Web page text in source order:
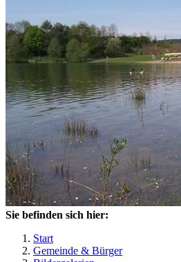
Sie befinden sich hier:
Start
Gemeinde & Bürger